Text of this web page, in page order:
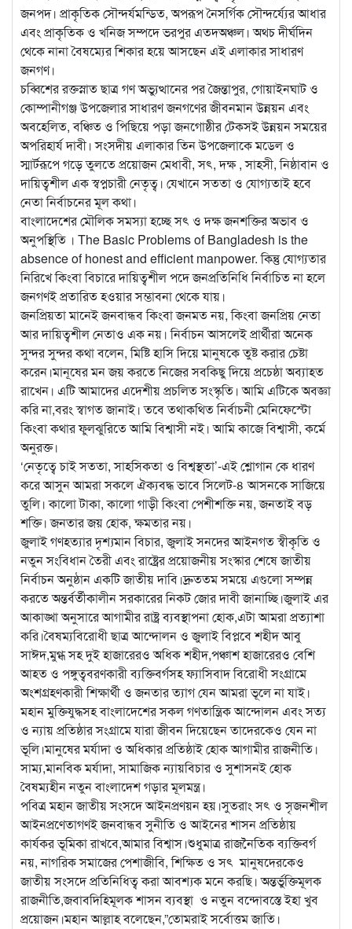
জনপদ। প্রাকৃতিক সৌন্দর্যমন্ডিত, অপরূপ নৈসর্গিক সৌন্দর্য্যের আধার
এবং প্রাকৃতিক ও খনিজ সম্পদে ভরপুর এতদঅঞ্চল। অথচ দীর্ঘদিন
থেকে নানা বৈষম্যের শিকার হয়ে আসছেন এই এলাকার সাধারণ
জনগণ।
চব্বিশের রক্তস্নাত ছাত্র গণ অভ্যুত্থানের পর জৈন্তাপুর, গোয়াইনঘাট ও
কোম্পানীগঞ্জ উপজেলার সাধারণ জনগণের জীবনমান উন্নয়ন এবং
অবহেলিত, বঞ্চিত ও পিছিয়ে পড়া জনগোষ্ঠীর টেকসই উন্নয়ন সময়ের
অপরিহার্য দাবী। সংসদীয় এলাকার তিন উপজেলাকে মডেল ও
স্মার্টরূপে গড়ে তুলতে প্রয়োজন মেধাবী, সৎ, দক্ষ , সাহসী, নিষ্ঠাবান ও
দায়িত্বশীল এক স্বপ্নচারী নেতৃত্ব। যেখানে সততা ও যোগ্যতাই হবে
নেতা নির্বাচনের মূল কথা।
বাংলাদেশের মৌলিক সমস্যা হচ্ছে সৎ ও দক্ষ জনশক্তির অভাব ও
অনুপস্থিতি । The Basic Problems of Bangladesh is the
absence of honest and efficient manpower. কিন্তু যোগ্যতার
নিরিখে কিংবা বিচারে দায়িত্বশীল পদে জনপ্রতিনিধি নির্বাচিত না হলে
জনগণই প্রতারিত হওয়ার সম্ভাবনা থেকে যায়।
জনপ্রিয়তা মানেই জনবান্ধব কিংবা জনমত নয়, কিংবা জনপ্রিয় নেতা
আর দায়িত্বশীল নেতাও এক নয়। নির্বাচন আসলেই প্রার্থীরা অনেক
সুন্দর সুন্দর কথা বলেন, মিষ্টি হাসি দিয়ে মানুষকে তুষ্ট করার চেষ্টা
করেন।মানূষের মন জয় করতে নিজের সবকিছু দিয়ে প্রচেষ্ঠা অব্যাহত
রাখেন। এটি আমাদের এদেশীয় প্রচলিত সংস্কৃতি। আমি এটিকে অবজ্ঞা
করি না,বরং স্বাগত জানাই। তবে তথাকথিত নির্বাচনী মেনিফেস্টো
কিংবা কথার ফুলঝুরিতে আমি বিশ্বাসী নই। আমি কাজে বিশ্বাসী, কর্মে
অনুরক্ত।
‘নেতৃত্বে চাই সততা, সাহসিকতা ও বিশ্বস্থতা’-এই শ্লোগান কে ধারণ
করে আসুন আমরা সকলে ঐক্যবদ্ধ ভাবে সিলেট-৪ আসনকে সাজিয়ে
তুলি। কালো টাকা, কালো গাড়ী কিংবা পেশীশক্তি নয়, জনতাই বড়
শক্তি। জনতার জয় হোক, ক্ষমতার নয়।
জুলাই গণহত্যার দৃশ্যমান বিচার, জুলাই সনদের আইনগত স্বীকৃতি ও
নতুন সংবিধান তৈরী এবং রাষ্ট্রের প্রয়োজনীয় সংস্কার শেষে জাতীয়
নির্বাচন অনুষ্ঠান একটি জাতীয় দাবি।দ্রুততম সময়ে এগুলো সম্পন্ন
করতে অন্তর্বর্তীকালীন সরকারের নিকট জোর দাবী জানাচ্ছি।জুলাই এর
আকাঙ্খা অনুসারে আগামীর রাষ্ট্র ব্যবস্থাপনা হোক,এটা আমরা প্রত্যাশা
করি।বৈষম্যবিরোধী ছাত্র আন্দোলন ও জুলাই বিপ্লবে শহীদ আবু
সাঈদ,মুগ্ধ সহ দুই হাজারেরও অধিক শহীদ,পঞ্চাশ হাজারেরও বেশি
আহত ও পঙ্গুত্ববরণকারী ব্যক্তিবর্গসহ ফ্যাসিবাদ বিরোধী সংগ্রামে
অংশগ্রহণকারী শিক্ষার্থী ও জনতার ত্যাগ যেন আমরা ভূলে না যাই।
মহান মুক্তিযুদ্ধসহ বাংলাদেশের সকল গণতান্ত্রিক আন্দোলন এবং সত্য
ও ন্যায় প্রতিষ্ঠার সংগ্রামে যারা জীবন দিয়েছেন তাদেরকেও যেন না
ভূলি।মানুষের মর্যাদা ও অধিকার প্রতিষ্ঠাই হোক আগামীর রাজনীতি।
সাম্য,মানবিক মর্যাদা, সামাজিক ন্যায়বিচার ও সুশাসনই হোক
বৈষম্যহীন নতুন বাংলাদেশ গড়ার মূলমন্ত্র।
পবিত্র মহান জাতীয় সংসদে আইনপ্রণয়ন হয়।সুতরাং সৎ ও সৃজনশীল
আইনপ্রণেতাগণই জনবান্ধব সুনীতি ও আইনের শাসন প্রতিষ্ঠায়
কার্যকর ভূমিকা রাখবে,আমার বিশ্বাস।শুধুমাত্র রাজনৈতিক ব্যক্তিবর্গ
নয়, নাগরিক সমাজের পেশাজীবি, শিক্ষিত ও সৎ মানুষদেরকেও
জাতীয় সংসদে প্রতিনিধিত্ব করা আবশ্যক মনে করছি। অন্তর্ভুক্তিমূলক
রাজনীতি,জবাবদিহিমূলক শাসন ব্যবস্থা ও নতুন বন্দোবস্তে ইহা খুব
প্রয়োজন।মহান আল্লাহ বলেছেন,”তোমরাই সর্বোত্তম জাতি।